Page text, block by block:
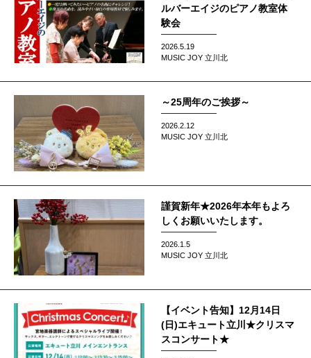
ルバーエイジのピアノ教室体
験会
2026.5.19
MUSIC JOY 立川北
～25周年のご挨拶～
2026.2.12
MUSIC JOY 立川北
謹賀新年★2026年本年もよろ
しくお願いいたします。
2026.1.5
MUSIC JOY 立川北
【イベント告知】12月14日
(日)エキュート立川★クリスマ
スコンサート★